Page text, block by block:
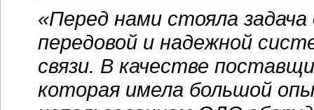
«Перед нами стояла
передовой и надежной
связи. В качестве
которая имела большой